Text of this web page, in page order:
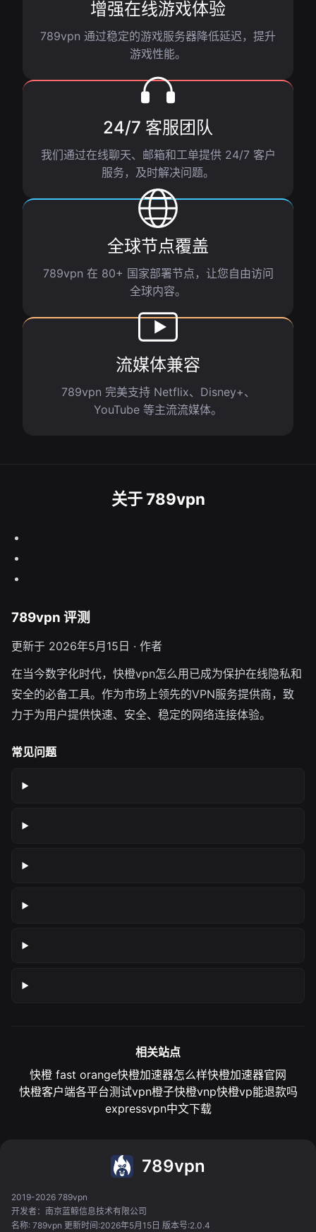
增强在线游戏体验
789vpn 通过稳定的游戏服务器降低延迟，提升
游戏性能。
24/7 客服团队
我们通过在线聊天、邮箱和工单提供 24/7 客户
服务，及时解决问题。
全球节点覆盖
789vpn 在 80+ 国家部署节点，让您自由访问
全球内容。
流媒体兼容
789vpn 完美支持 Netflix、Disney+、
YouTube 等主流流媒体。
关于 789vpn
789vpn 评测
更新于 2026年5月15日 · 作者
在当今数字化时代，快橙vpn怎么用已成为保护在线隐私和
安全的必备工具。作为市场上领先的VPN服务提供商，致
力于为用户提供快速、安全、稳定的网络连接体验。
常见问题
相关站点
快橙 fast orange快橙加速器怎么样快橙加速器官网
快橙客户端各平台测试vpn橙子快橙vnp快橙vp能退款吗
expressvpn中文下载
789vpn
2019-2026 789vpn
开发者：南京蓝鲸信息技术有限公司
名称: 789vpn 更新时间:2026年5月15日 版本号:2.0.4